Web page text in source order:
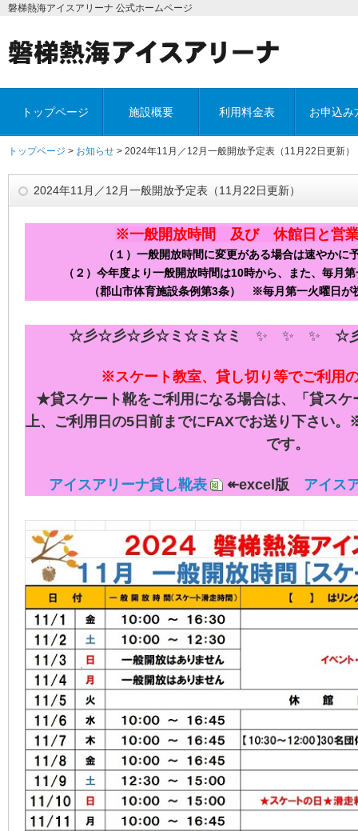
磐梯熱海アイスアリーナ 公式ホームページ
トップページ 施設概要 利用料金表 お申込み
トップページ > お知らせ > 2024年11月／12月一般開放予定表（11月22日更新）
2024年11月／12月一般開放予定表（11月22日更新）
※一般開放時間 及び 休館日と営
（１）一般開放時間に変更がある場合は速やかに
（２）今年度より一般開放時間は10時から、また、毎月
（郡山市体育施設条例第3条）
※毎月第一火曜日が
☆彡☆彡☆彡☆ミ☆ミ☆ミ ✨ ✨ ✨ ☆
※スケート教室、貸し切り等でご利用
★貸スケート靴をご利用になる場合は、「貸スケ
上、
ご利用日の5日前までにFAXでお送り下さい
です。
アイスアリーナ貸し靴表 ↞excel版 アイス